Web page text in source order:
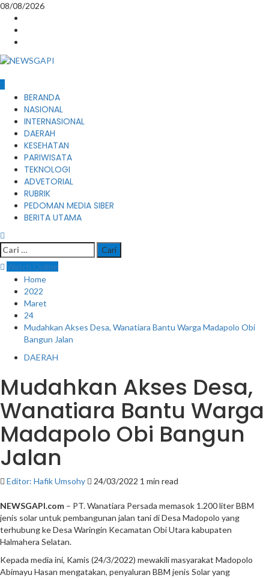
Skip
content
08/08/2026
Primary
Menu
BERANDA
NASIONAL
INTERNASIONAL
DAERAH
KESEHATAN
PARIWISATA
TEKNOLOGI
ADVETORIAL
RUBRIK
PEDOMAN MEDIA SIBER
BERITA UTAMA
Cari
untuk:
Watch Online
Home
2022
Maret
24
Mudahkan Akses Desa, Wanatiara Bantu Warga Madapolo Obi
Bangun Jalan
DAERAH
Mudahkan Akses Desa,
Wanatiara Bantu Warga
Madapolo Obi Bangun
Jalan
Editor: Hafik Umsohy 24/03/2022 1 min read
NEWSGAPI.com – PT. Wanatiara Persada memasok 1.200 liter BBM
jenis solar untuk pembangunan jalan tani di Desa Madopolo yang
terhubung ke Desa Waringin Kecamatan Obi Utara kabupaten
Halmahera Selatan.
Kepada media ini, Kamis (24/3/2022) mewakili masyarakat Madopolo
Abimayu Hasan mengatakan, penyaluran BBM jenis Solar yang